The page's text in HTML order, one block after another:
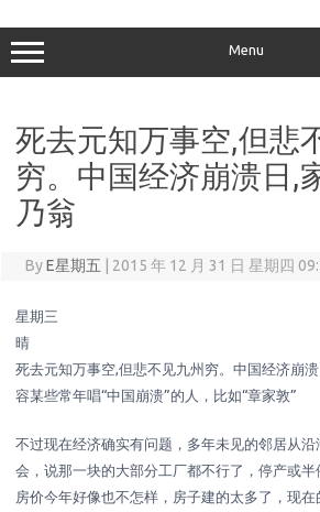
Menu
死去元知万事空,但悲
穷。中国经济崩溃日,
乃翁
ByE星期五 2015 年 12 月 31 日 星期四
星期三
晴
死去元知万事空,但悲不见九州穷。中国经济崩
容某些常年唱“中国崩溃”的人，比如“章家敦”
不过现在经济确实有问题，多年未见的邻居从
会，说那一块的大部分工厂都不行了，停产或半
房价今年好像也不怎样，房子建的太多了，现在